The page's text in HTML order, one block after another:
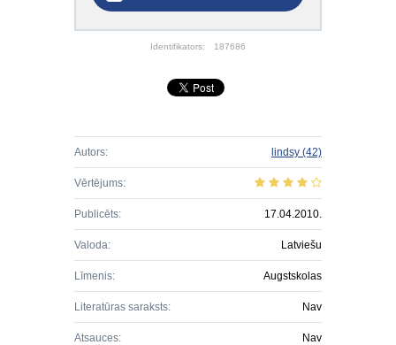
Identifikators: 187686
Autors: lindsy (42)
Vērtējums:
Publicēts: 17.04.2010.
Valoda: Latviešu
Līmenis: Augstskolas
Literatūras saraksts: Nav
Atsauces: Nav